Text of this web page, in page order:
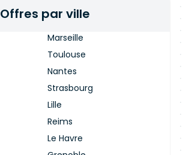
Offres par ville
Marseille
Toulouse
Nantes
Strasbourg
Lille
Reims
Le Havre